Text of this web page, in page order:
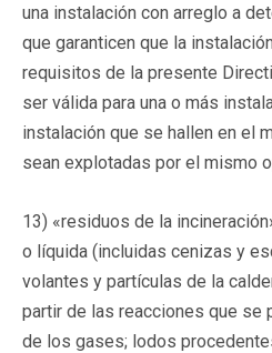
una instalación con arreglo a
que garanticen que la
requisitos de la presente
ser válida para una o más
instalación que se hallen en el
sean explotadas por el mismo
13) «residuos de la
o líquida (incluidas cenizas y
volantes y partículas de la
partir de las reacciones que se
de los gases; lodos